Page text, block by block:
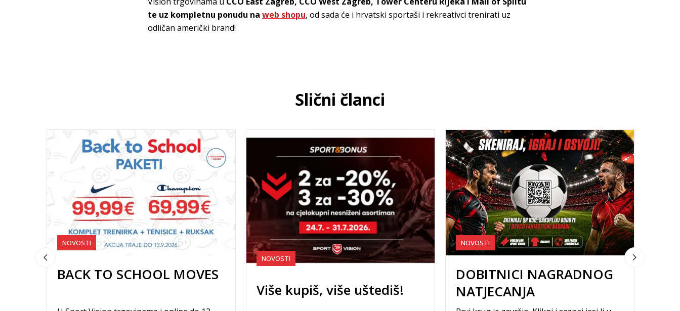
te uz kompletnu ponudu na web shopu, od sada će i hrvatski sportaši i rekreativci trenirati uz
odličan američki brand!
Slični članci
NOVOSTI
BACK TO SCHOOL MOVES
NOVOSTI
Više kupiš, više uštediš!
NOVOSTI
DOBITNICI NAGRADNOG
NATJECANJA